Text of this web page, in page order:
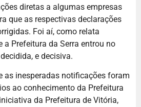
diretas a algumas empresas
que as respectivas declarações
Foi aí, como relata
a Prefeitura da Serra entrou no
e decisiva.
as inesperadas notificações foram
ao conhecimento da Prefeitura
da Prefeitura de Vitória,